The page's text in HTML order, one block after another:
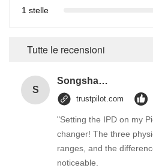
1 stelle
Tutte le recensioni
S
Songshang
trustpilot.com
"Setting the IPD on my
changer! The three
ranges, and the
noticeable.